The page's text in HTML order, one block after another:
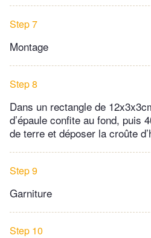
Step 7
Montage
Step 8
Dans un rectangle de
d’épaule confite au fond, puis
de terre et déposer la croûte
Step 9
Garniture
Step 10